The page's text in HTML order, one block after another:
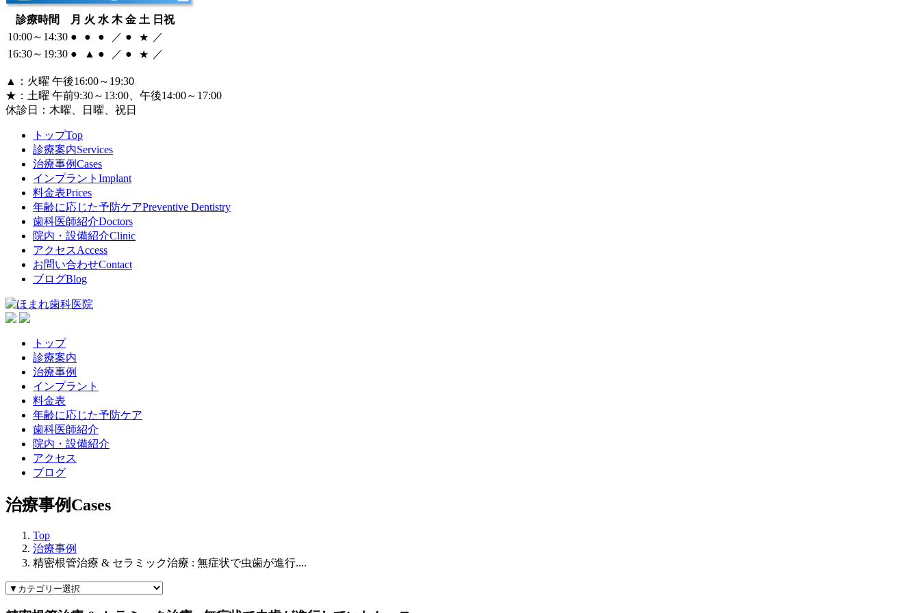
診療時間 月 火 水 木 金 土 日祝
10:00～14:30 ● ● ● ／ ● ★ ／
16:30～ 19:30 ● ▲ ● ／ ● ★ ／
▲
：火曜 午後16:00～19:30
★ ：土曜 午前9:30～13:00、午後14:00～17:00
休診日： 木曜、日曜、祝日
トップTop
診療案内Services
治療事例Cases
インプラント Implant
料金表Prices
年齢に応じた予防ケアPreventive Dentistry
歯科医師紹介Doctors
院内・設備紹介Clinic
アクセスAccess
お問い合わせContact
ブログBlog
トップ
診療案内
治療事例
インプラント
料金表
年齢に応じた予防ケア
歯科医師紹介
院内・設備紹介
アクセス
ブログ
治療事例Cases
Top
治療事例
精密根管治療 & セラミック治療 : 無症状で虫歯が進行....